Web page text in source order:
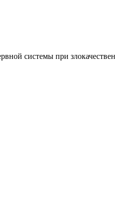
системы при